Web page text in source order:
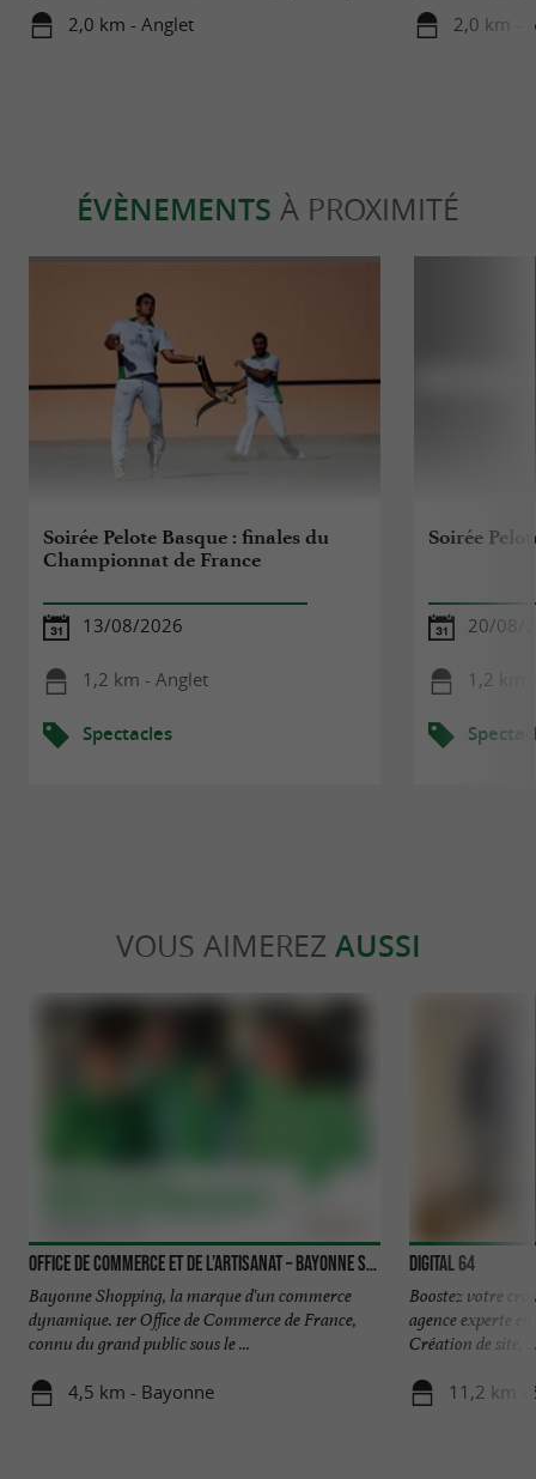
2,0 km - Anglet 2,0 km -
ÉVÈNEMENTS À PROXIMITÉ
Soirée Pelote Basque : finales du
Championnat de France
13/08/2026
1,2 km - Anglet
Spectacles
Soirée
20/08/
1,2 km
VOUS AIMEREZ AUSSI
Office de Commerce et de l’Artisanat – Bayonne Shopping
Bayonne Shopping, la marque d'un commerce
dynamique. 1er Office de Commerce de France,
connu du grand public sous le ...
4,5 km - Bayonne
DIGITAL 64
Boostez votre
agence experte
Création de site, ...
11,2 km -